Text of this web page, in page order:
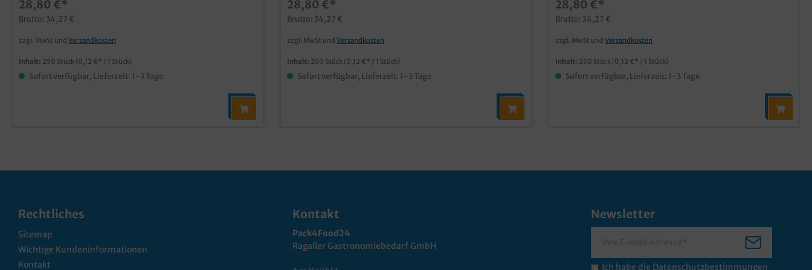
28,80 €*
Brutto: 34,27 €
zzgl. MwSt und Versandkosten
Inhalt: 250 Stück (0,12 €* / 1 Stück)
Sofort verfügbar, Lieferzeit: 1-3 Tage
28,80 €*
Brutto: 34,27 €
zzgl. MwSt und Versandkosten
Inhalt: 250 Stück (0,12 €* / 1 Stück)
Sofort verfügbar, Lieferzeit: 1-3 Tage
28,80 €*
Brutto: 34,27 €
zzgl. MwSt und Versandkosten
Inhalt: 250 Stück (0,12 €* / 1 Stück)
Sofort verfügbar, Lieferzeit: 1-3 Tage
Rechtliches
Sitemap
Wichtige Kundeninformationen
Kontakt
Kontakt
Pack4Food24
Ragaller Gastronomiebedarf GmbH
Newsletter
Ich habe die Datenschutzbestimmungen